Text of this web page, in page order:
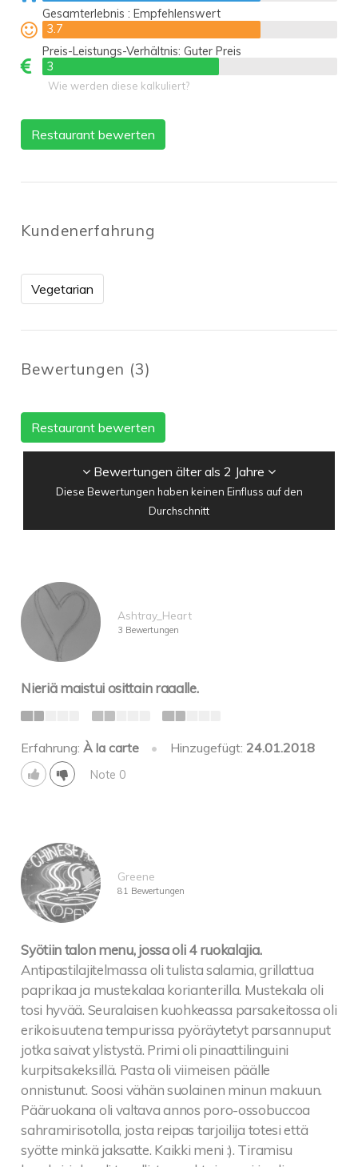
Gesamterlebnis : Empfehlenswert
3.7
3.7
Preis-Leistungs-Verhältnis:Guter Preis
3
3
Wie werden diese kalkuliert?
Restaurant bewerten
Kundenerfahrung
Vegetarian
Bewertungen (3)
Restaurant bewerten
Bewertungen älter als 2 Jahre
Diese Bewertungen haben keinen Einfluss auf den
Durchschnitt
Ashtray_Heart
3 Bewertungen
Nieriä maistui osittain raaalle.
Erfahrung:À la carte • Hinzugefügt: 24.01.2018
Note 0
Greene
81 Bewertungen
Syötiin talon menu, jossa oli 4 ruokalajia.
Antipastilajitelmassa oli tulista salamia, grillattua
paprikaa ja mustekalaa korianterilla. Mustekala oli
tosi hyvää. Seuralaisen kuohkeassa parsakeitossa oli
erikoisuutena tempurissa pyöräytetyt parsannuput
jotka saivat ylistystä. Primi oli pinaattilinguini
kurpitsakeksillä. Pasta oli viimeisen päälle
onnistunut. Soosi vähän suolainen minun makuun.
Pääruokana oli valtava annos poro-ossobuccoa
sahramirisotolla, josta reipas tarjoilija totesi että
syötte minkä jaksatte. Kaikki meni :). Tiramisu